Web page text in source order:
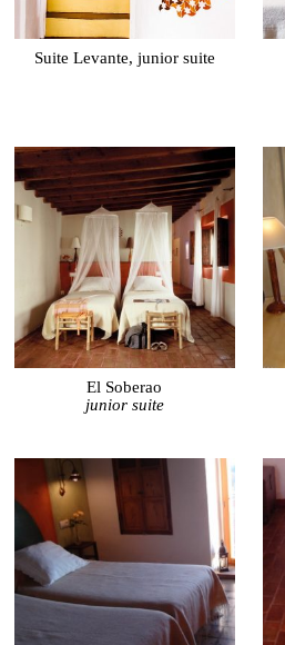
Suite Levante, junior suite
El Soberao
junior suite